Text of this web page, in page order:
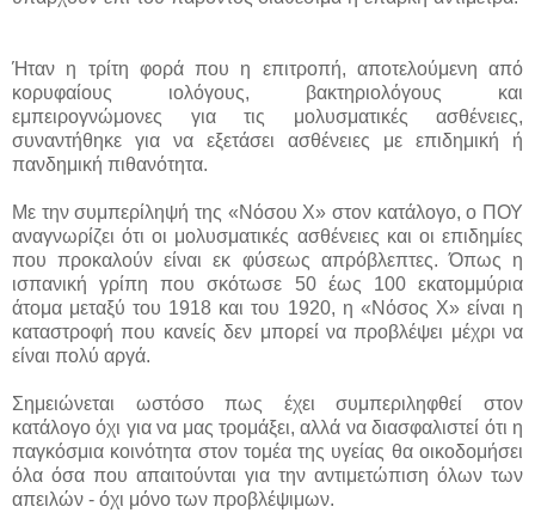
Ήταν η τρίτη φορά που η επιτροπή, αποτελούμενη από
κορυφαίους ιολόγους, βακτηριολόγους και
εμπειρογνώμονες για τις μολυσματικές ασθένειες,
συναντήθηκε για να εξετάσει ασθένειες με επιδημική ή
πανδημική πιθανότητα.
Με την συμπερίληψή της «Νόσου Χ» στον κατάλογο, ο ΠΟΥ
αναγνωρίζει ότι οι μολυσματικές ασθένειες και οι επιδημίες
που προκαλούν είναι εκ φύσεως απρόβλεπτες. Όπως η
ισπανική γρίπη που σκότωσε 50 έως 100 εκατομμύρια
άτομα μεταξύ του 1918 και του 1920, η «Νόσος Χ» είναι η
καταστροφή που κανείς δεν μπορεί να προβλέψει μέχρι να
είναι πολύ αργά.
Σημειώνεται ωστόσο πως έχει συμπεριληφθεί στον
κατάλογο όχι για να μας τρομάξει, αλλά να διασφαλιστεί ότι η
παγκόσμια κοινότητα στον τομέα της υγείας θα οικοδομήσει
όλα όσα που απαιτούνται για την αντιμετώπιση όλων των
απειλών - όχι μόνο των προβλέψιμων.